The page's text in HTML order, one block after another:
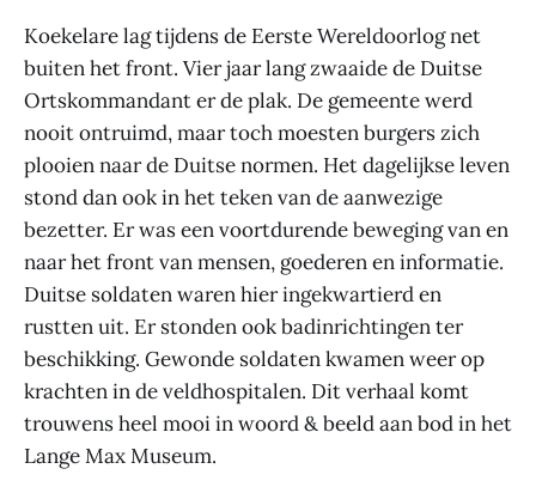
Koekelare lag tijdens de Eerste Wereldoorlog net
buiten het front. Vier jaar lang zwaaide de Duitse
Ortskommandant er de plak. De gemeente werd
nooit ontruimd, maar toch moesten burgers zich
plooien naar de Duitse normen. Het dagelijkse leven
stond dan ook in het teken van de aanwezige
bezetter. Er was een voortdurende beweging van en
naar het front van mensen, goederen en informatie.
Duitse soldaten waren hier ingekwartierd en
rustten uit. Er stonden ook badinrichtingen ter
beschikking. Gewonde soldaten kwamen weer op
krachten in de veldhospitalen. Dit verhaal komt
trouwens heel mooi in woord & beeld aan bod in het
Lange Max Museum.